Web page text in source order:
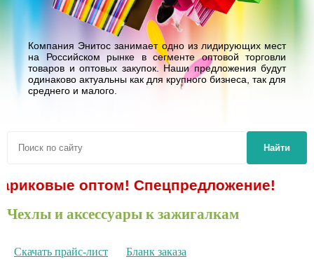
Компания Энитос занимает одно из лидирующих мест
на Российском рынке в сегменте оптовой торговли
товаров и оптовых закупок. Наши предложения будут
одинаково актуальны как для крупного бизнеса, так для
среднего и малого.
Найти
оптом! Спецпредложение!
Чехлы и аксессуары к зажигалкам
Скачать прайс-лист Бланк заказа